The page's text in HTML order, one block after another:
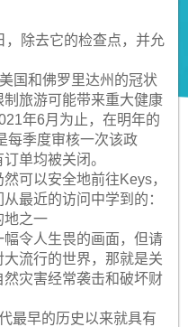
除去它的检查点，并允
国和佛罗里达州的冠状
旅游可能带来重大健康
年6月为止，在明年的
每季度审核一次该政
单均被关闭。
可以安全地前往Keys，
最近的访问中学到的：
地之一
令人生畏的画面，但请
流行的世界，那就是关
灾害经常袭击和破坏财
最早的历史以来就具有